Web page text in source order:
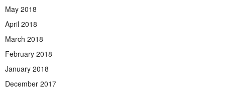
May 2018
April 2018
March 2018
February 2018
January 2018
December 2017